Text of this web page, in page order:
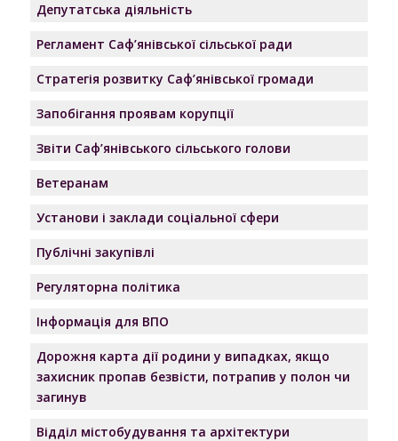
Депутатська діяльність
Регламент Саф’янівської сільської ради
Стратегія розвитку Саф’янівської громади
Запобігання проявам корупції
Звіти Саф’янівського сільського голови
Ветеранам
Установи і заклади соціальної сфери
Публічні закупівлі
Регуляторна політика
Інформація для ВПО
Дорожня карта дії родини у випадках, якщо
захисник пропав безвісти, потрапив у полон чи
загинув
Відділ містобудування та архітектури